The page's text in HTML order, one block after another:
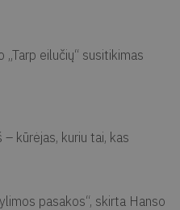
eilučių“ susitikimas
kūrėjas, kuriu tai, kas
pasakos“, skirta Hanso